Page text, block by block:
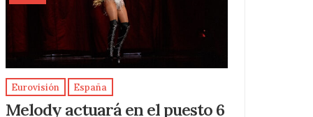
Eurovisión España
Melody actuará en el puesto 6